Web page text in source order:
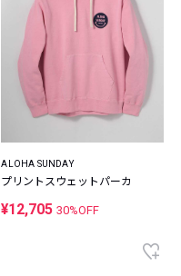
ALOHA SUNDAY
プリントスウェットパーカ
¥12,70530%OFF